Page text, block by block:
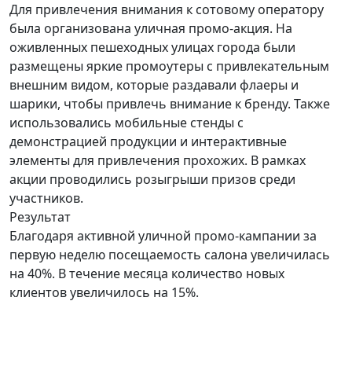
Для привлечения внимания к сотовому оператору
была организована уличная промо-акция. На
оживленных пешеходных улицах города были
размещены яркие промоутеры с привлекательным
внешним видом, которые раздавали флаеры и
шарики, чтобы привлечь внимание к бренду. Также
использовались мобильные стенды с
демонстрацией продукции и интерактивные
элементы для привлечения прохожих. В рамках
акции проводились розыгрыши призов среди
участников.
Результат
Благодаря активной уличной промо-кампании за
первую неделю посещаемость салона увеличилась
на 40%. В течение месяца количество новых
клиентов увеличилось на 15%.